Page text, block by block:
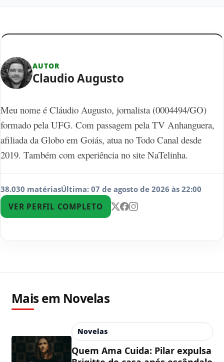
AUTOR
Claudio Augusto
Meu nome é Cláudio Augusto, jornalista (0004494/GO)
formado pela UFG. Com passagem pela TV Anhanguera,
afiliada da Globo em Goiás, atua no Todo Canal desde
2019. Também com experiência no site NaTelinha.
38.030 matériasÚltima: 07 de agosto de 2026 às 22:00
VER PERFIL COMPLETO
Mais em Novelas
Novelas
Quem Ama Cuida: Pilar expulsa